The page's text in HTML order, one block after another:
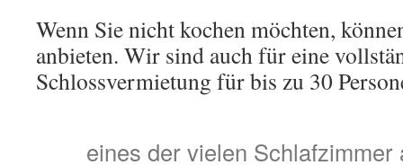
Wenn Sie nicht kochen möchten,
anbieten. Wir sind auch für eine
Schlossvermietung für bis zu 30
eines der vielen Schlafzimmer